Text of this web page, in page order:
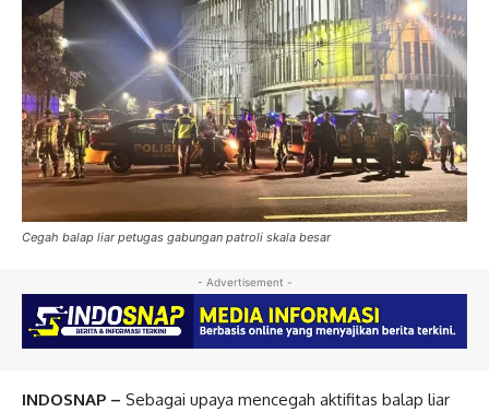
Cegah balap liar petugas gabungan patroli skala besar
- Advertisement -
INDOSNAP – Sebagai upaya mencegah aktifitas balap liar